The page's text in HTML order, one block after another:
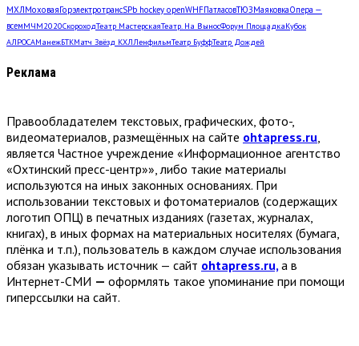
МХЛМоховаяГорэлектротрансSPb hockey openWHFПатласовТЮЗМаяковкаОпера —
всемМЧМ2020СкороходТеатр МастерскаяТеатр. На ВыносФорум ПлощадкаКубок
АЛРОСАМанежБТКМатч Звёзд КХЛЛенфильмТеатр БуффТеатр Дождей
Реклама
Правообладателем текстовых, графических, фото-,
видеоматериалов, размещённых на сайте ohtapress.ru,
является Частное учреждение «Информационное агентство
«Охтинский пресс-центр»», либо такие материалы
используются на иных законных основаниях. При
использовании текстовых и фотоматериалов (содержащих
логотип ОПЦ) в печатных изданиях (газетах, журналах,
книгах), в иных формах на материальных носителях (бумага,
плёнка и т.п.), пользователь в каждом случае использования
обязан указывать источник — сайт ohtapress.ru, а в
Интернет-СМИ — оформлять такое упоминание при помощи
гиперссылки на сайт.